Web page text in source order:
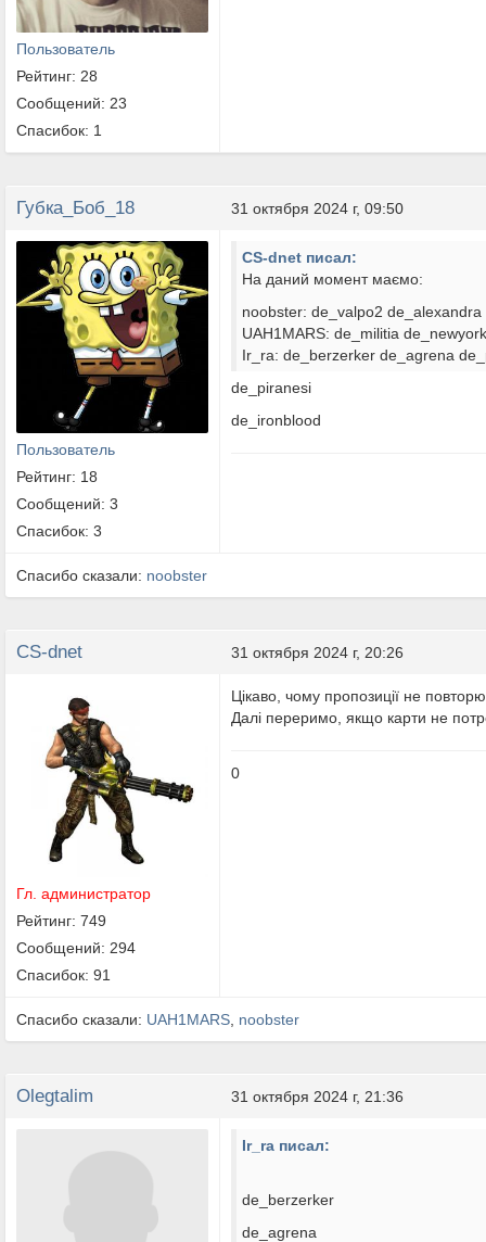
Пользователь
Рейтинг: 28
Сообщений: 23
Спасибок: 1
Губка_Боб_18 31 октября 2024 г, 09:50
Пользователь
Рейтинг: 18
Сообщений: 3
Спасибок: 3
CS-dnet писал:
На даний момент маємо:
noobster: de_valpo2 de_alexandra
UAH1MARS: de_militia
Ir_ra: de_berzerker de_agrena
de_piranesi
de_ironblood
Спасибо сказали: noobster
CS-dnet 31 октября 2024 г, 20:26
Гл. администратор
Рейтинг: 749
Сообщений: 294
Спасибок: 91
Цікаво, чому пропозиції не
Далі переримо, якщо карти не
0
Спасибо сказали: UAH1MARS noobster
Olegtalim 31 октября 2024 г, 21:36
Ir_ra писал:
de_berzerker
de_agrena